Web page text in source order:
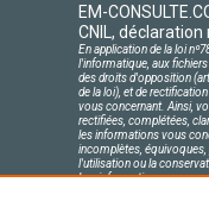
EM-
CNIL, déclaration
En application de la loi
l'informatique, aux
des droits d'opposition
de la loi), et de
vous concernant. Ainsi,
rectifiées, complétées,
les informations vous
incomplètes,
l'utilisation ou la
Les informations